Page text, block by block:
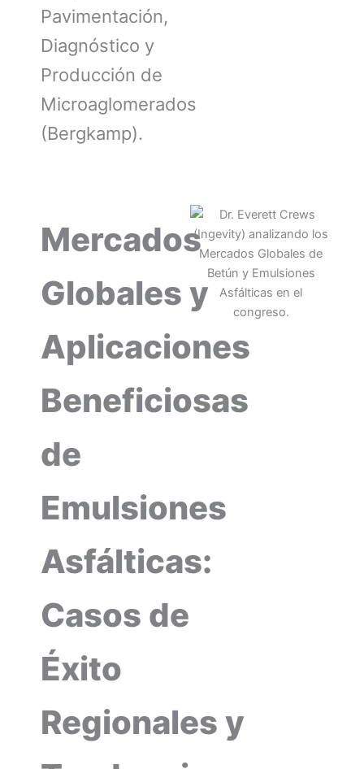
Pavimentación,
Diagnóstico y
Producción de
Microaglomerados
(Bergkamp).
Mercados
Globales y
Aplicaciones
Beneficiosas
de
Emulsiones
Asfálticas:
Casos de
Éxito
Regionales y